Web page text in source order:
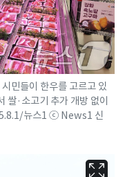
민들이 한우를 고르고 있
쌀·소고기 추가 개방 없이
뉴스1 ⓒ News1 신